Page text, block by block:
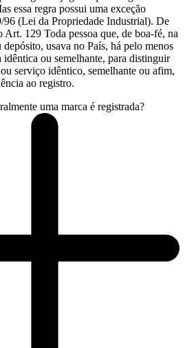
essa regra possui uma exceção
96 (Lei da Propriedade Industrial). De
Art. 129 Toda pessoa que, de boa-fé, na
usava no País, há pelo menos
idêntica ou semelhante, para distinguir
serviço idêntico, semelhante ou afim,
ao registro.
uma marca é registrada?